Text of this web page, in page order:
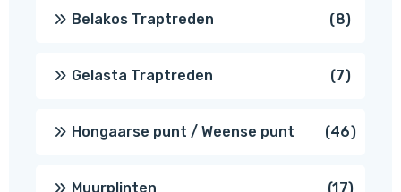
Belakos Traptreden 88
Gelasta Traptreden 77
Hongaarse punt / Weense punt 4646
Muurplinten 1717